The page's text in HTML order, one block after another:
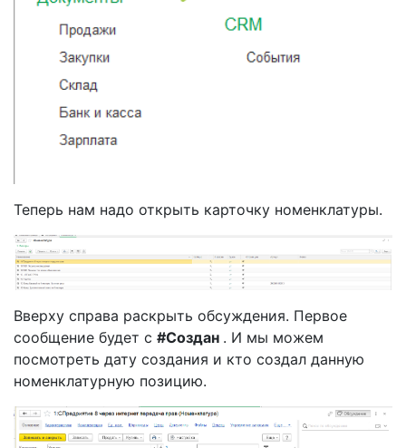
Теперь нам надо открыть карточку номенклатуры.
Вверху справа раскрыть обсуждения. Первое
сообщение будет с #Создан . И мы можем
посмотреть дату создания и кто создал данную
номенклатурную позицию.